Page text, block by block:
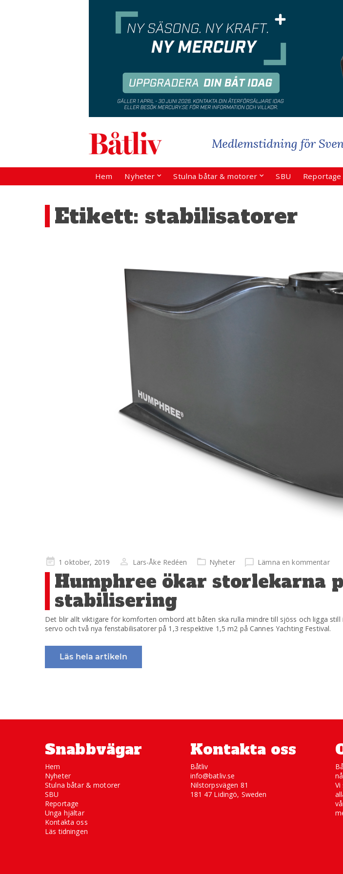
Hem Nyheter Stulna båtar & motorer SBU Reportage
Etikett: stabilisatorer
Publicerad
på
1 oktober, 2019 Lars-Åke Redéen Nyheter Lämna en kommentar
Humphree ökar storlekarna
stabilisering
Det blir allt viktigare för komforten ombord att båten ska rulla mindre till sjöss och ligga still
servo och två nya fenstabilisatorer på 1,3 respektive 1,5 m2 på Cannes Yachting Festival.
Läs hela artikeln
Snabbvägar
Hem
Nyheter
Stulna båtar & motorer
SBU
Reportage
Unga hjältar
Kontakta oss
Läs tidningen
Kontakta oss
Båtliv
info@batliv.se
Nilstorpsvägen 81
181 47 Lidingö, Sweden